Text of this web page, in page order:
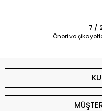
7 /
Öneri ve